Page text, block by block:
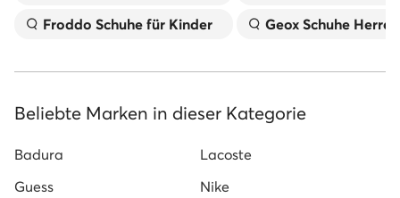
Froddo Schuhe für Kinder
Geox Schuhe Herren
Beliebte Marken in dieser Kategorie
Badura
Lacoste
Guess
Nike